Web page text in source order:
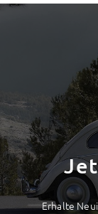
Erhalte